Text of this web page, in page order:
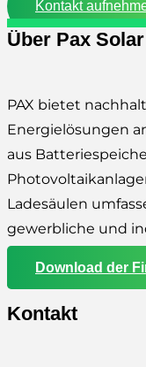
Kontakt
Über Pax Solar
PAX bietet
Energielösungen
aus
Ladesäulen
gewerbliche und
Download der
Kontakt